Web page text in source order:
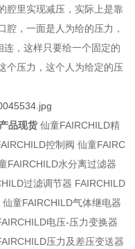
腔里实现减压，实际上是靠
腔，一面是人为给的压力，
，这样只要给一个固定的
个压力，这个人为给定的压
品现货仙童FAIRCHILD精
控制阀 仙童FAIRC
FAIRCHILD水分离过滤器
过滤调节器 FAIRCHILD
童FAIRCHILD气体继电器
电压-压力变换器
压力及差压变送器